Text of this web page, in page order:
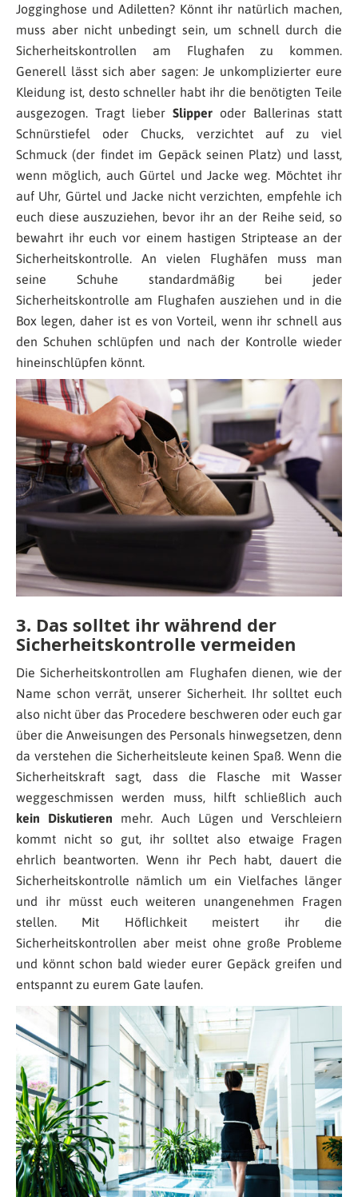
Jogginghose und Adiletten? Könnt ihr natürlich machen,
muss aber nicht unbedingt sein, um schnell durch die
Sicherheitskontrollen am Flughafen zu kommen.
Generell lässt sich aber sagen: Je unkomplizierter eure
Kleidung ist, desto schneller habt ihr die benötigten Teile
ausgezogen. Tragt lieber Slipper oder Ballerinas statt
Schnürstiefel oder Chucks, verzichtet auf zu viel
Schmuck (der findet im Gepäck seinen Platz) und lasst,
wenn möglich, auch Gürtel und Jacke weg. Möchtet ihr
auf Uhr, Gürtel und Jacke nicht verzichten, empfehle ich
euch diese auszuziehen, bevor ihr an der Reihe seid, so
bewahrt ihr euch vor einem hastigen Striptease an der
Sicherheitskontrolle. An vielen Flughäfen muss man
seine Schuhe standardmäßig bei jeder
Sicherheitskontrolle am Flughafen ausziehen und in die
Box legen, daher ist es von Vorteil, wenn ihr schnell aus
den Schuhen schlüpfen und nach der Kontrolle wieder
hineinschlüpfen könnt.
3. Das solltet ihr während der
Sicherheitskontrolle vermeiden
Die Sicherheitskontrollen am Flughafen dienen, wie der
Name schon verrät, unserer Sicherheit. Ihr solltet euch
also nicht über das Procedere beschweren oder euch gar
über die Anweisungen des Personals hinwegsetzen, denn
da verstehen die Sicherheitsleute keinen Spaß. Wenn die
Sicherheitskraft sagt, dass die Flasche mit Wasser
weggeschmissen werden muss, hilft schließlich auch
kein Diskutieren mehr. Auch Lügen und Verschleiern
kommt nicht so gut, ihr solltet also etwaige Fragen
ehrlich beantworten. Wenn ihr Pech habt, dauert die
Sicherheitskontrolle nämlich um ein Vielfaches länger
und ihr müsst euch weiteren unangenehmen Fragen
stellen. Mit Höflichkeit meistert ihr die
Sicherheitskontrollen aber meist ohne große Probleme
und könnt schon bald wieder eurer Gepäck greifen und
entspannt zu eurem Gate laufen.